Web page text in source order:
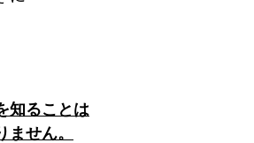
知ることは
せん。